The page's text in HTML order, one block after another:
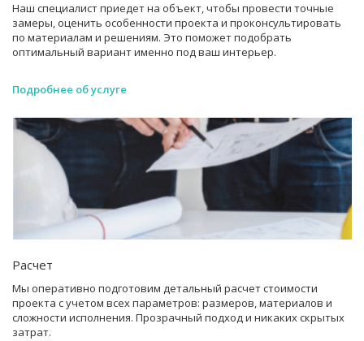
Наш специалист приедет на объект, чтобы провести точные
замеры, оценить особенности проекта и проконсультировать
по материалам и решениям. Это поможет подобрать
оптимальный вариант именно под ваш интерьер.
Подробнее об услуге
Расчет
Мы оперативно подготовим детальный расчет стоимости
проекта с учетом всех параметров: размеров, материалов и
сложности исполнения. Прозрачный подход и никаких скрытых
затрат.